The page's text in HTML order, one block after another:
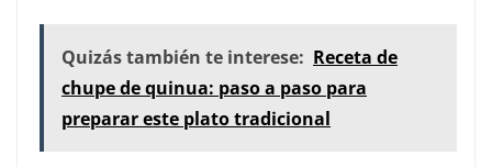
Quizás también te interese: Receta de
chupe de quinua: paso a paso para
preparar este plato tradicional